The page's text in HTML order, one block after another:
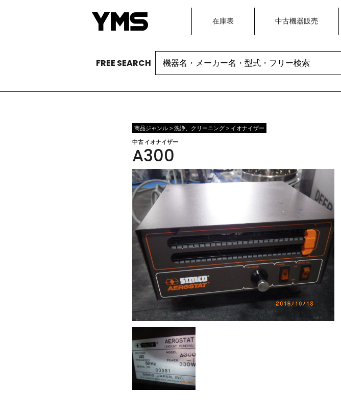
在庫表 中古機器販売
FREE SEARCH
Search
for:
商品ジャンル > 洗浄、クリーニング > イオナイザー
中古 イオナイザー
A300